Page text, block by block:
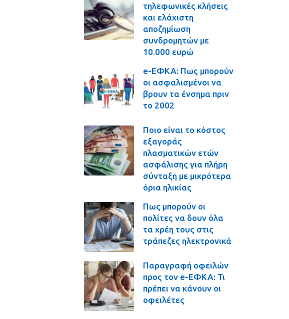
τηλεφωνικές κλήσεις
και ελάχιστη
αποζημίωση
συνδρομητών με
10.000 ευρώ
e-ΕΦΚΑ: Πως μπορούν
οι ασφαλισμένοι να
βρουν τα ένσημα πριν
το 2002
Ποιο είναι το κόστος
εξαγοράς
πλασματικών ετών
ασφάλισης για πλήρη
σύνταξη με μικρότερα
όρια ηλικίας
Πως μπορούν οι
πολίτες να δουν όλα
τα χρέη τους στις
τράπεζες ηλεκτρονικά
Παραγραφή οφειλών
προς τον e-ΕΦΚΑ: Τι
πρέπει να κάνουν οι
οφειλέτες